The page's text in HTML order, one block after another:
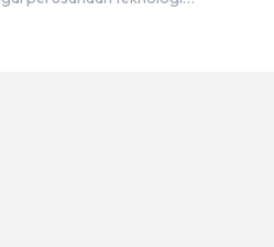
sebesar 14%